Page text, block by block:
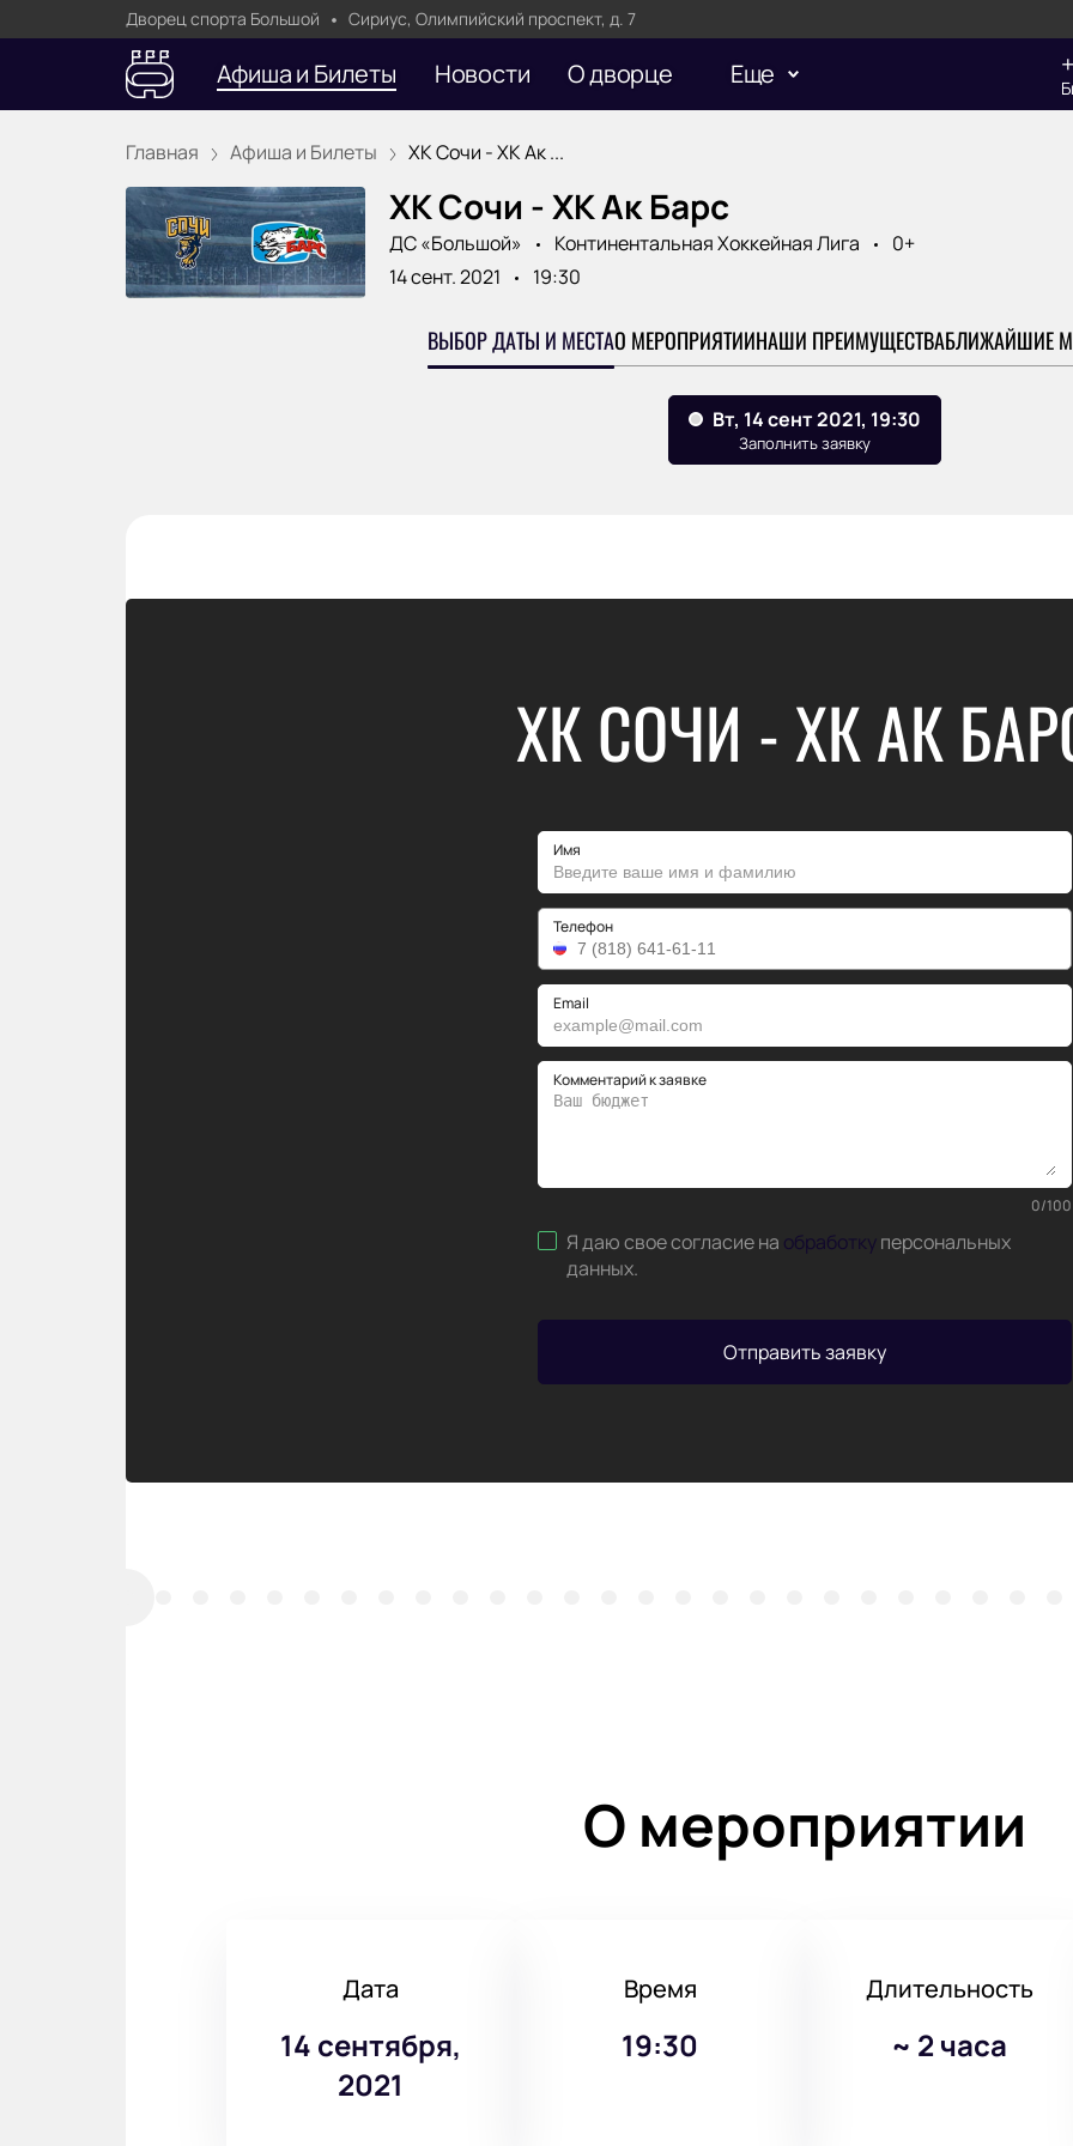
Дворец спорта Большой Сириус, Олимпийский проспект, д. 7
Афиша и Билеты Новости О дворце Еще
Главная Афиша и Билеты ХК Сочи - ХК Ак ...
ХК Сочи - ХК Ак Барс
ДС «Большой» Континентальная Хоккейная Лига
0+
14 сент. 2021
19:30
ВЫБОР ДАТЫ И МЕСТАО МЕРОПРИЯТИИНАШИ ПРЕИМУЩЕСТВАБЛИЖАЙШИЕ
ХК СОЧИ - ХК АК
Имя
Телефон
Email
Комментарий к заявке
0/100
Я даю свое согласие на обработку персональных
данных.
Отправить заявку
О мероприятии
Дата
14 сентября,
2021
Время
19:30
Длительность
~ 2 часа